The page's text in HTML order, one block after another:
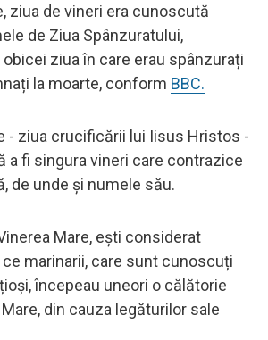
ziua de vineri era cunoscută
de Ziua Spânzuratului,
ziua în care erau spânzurați
la moarte, conform BBC.
- ziua crucificării lui Iisus Hristos -
a fi singura vineri care contrazice
de unde și numele său.
Mare, ești considerat
marinarii, care sunt cunoscuți
începeau uneori o călătorie
din cauza legăturilor sale